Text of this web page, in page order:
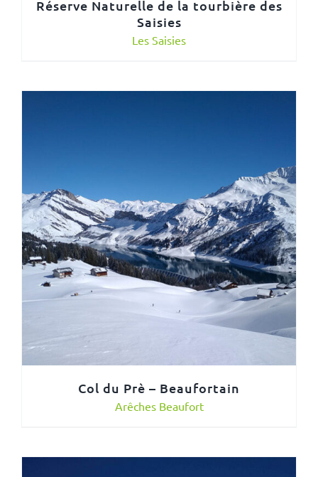
Réserve Naturelle de la tourbière des
Saisies
Les Saisies
Col du Prè – Beaufortain
Arêches Beaufort